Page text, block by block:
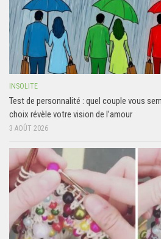
INSOLITE
Test de personnalité : quel couple vous
choix révèle votre vision de l’amour
3 AOÛT 2026